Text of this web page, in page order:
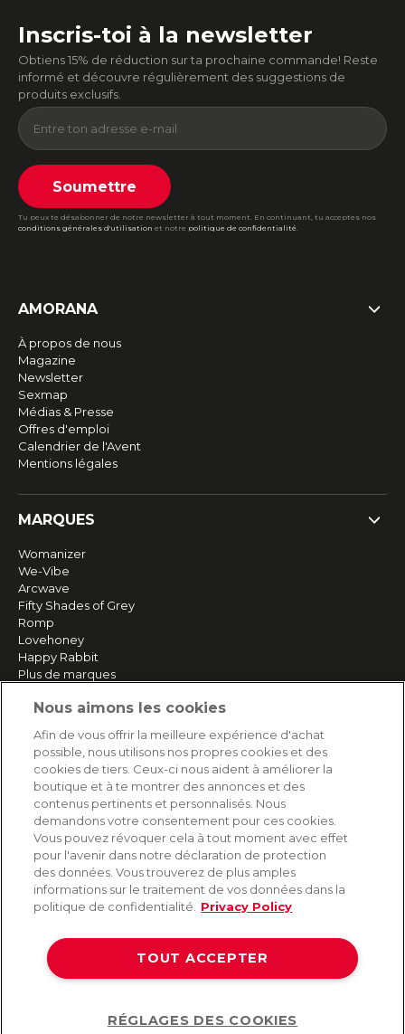
Inscris-toi à la newsletter
Obtiens 15% de réduction sur ta prochaine commande! Reste
informé et découvre régulièrement des suggestions de
produits exclusifs.
Soumettre
Tu peux te désabonner de notre newsletter à tout moment. En continuant, tu acceptes nos
conditions générales d'utilisation et notre politique de confidentialité.
AMORANA
À propos de nous
Magazine
Newsletter
Sexmap
Médias & Presse
Offres d'emploi
Calendrier de l'Avent
Mentions légales
MARQUES
Womanizer
We-Vibe
Arcwave
Fifty Shades of Grey
Romp
Lovehoney
Happy Rabbit
Plus de marques
SERVICE
Livraison rapide et gratuite
Retours & remboursements
Paiement sécurisé
AIDE
Contact
Livraison et expédition
Foire aux questions
Protection des données
Nous aimons les cookies
Afin de vous offrir la meilleure expérience d'achat
possible, nous utilisons nos propres cookies et des
cookies de tiers. Ceux-ci nous aident à améliorer la
boutique et à te montrer des annonces et des
contenus pertinents et personnalisés. Nous
demandons votre consentement pour ces cookies.
Vous pouvez révoquer cela à tout moment avec effet
pour l'avenir dans notre déclaration de protection
des données. Vous trouverez de plus amples
informations sur le traitement de vos données dans la
politique de confidentialité.
Privacy Policy
TOUT ACCEPTER
RÉGLAGES DES COOKIES